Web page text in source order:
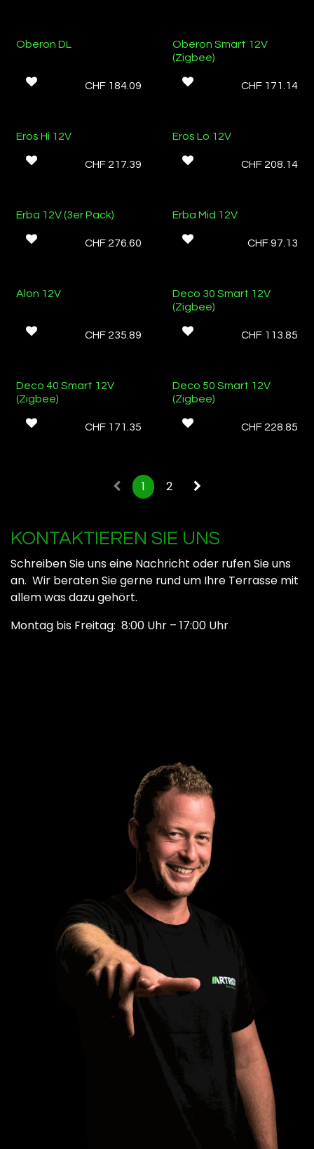
Oberon DL
CHF 184.09
Oberon Smart 12V
(Zigbee)
CHF 171.14
Eros Hi 12V
CHF 217.39
Eros Lo 12V
CHF 208.14
Erba 12V (3er Pack)
CHF 276.60
Erba Mid 12V
CHF97.13
Alon 12V
CHF 235.89
Deco 30 Smart 12V
(Zigbee)
CHF 113.85
Deco 40 Smart 12V
(Zigbee)
CHF 171.35
Deco 50 Smart 12V
(Zigbee)
CHF 228.85
1 2
KONTAKTIEREN SIE UNS
Schreiben Sie uns eine Nachricht oder rufen Sie uns
an. Wir beraten Sie gerne rund um Ihre Terrasse mit
allem was dazu gehört.
Montag bis Freitag: 8:00 Uhr – 17:00 Uhr